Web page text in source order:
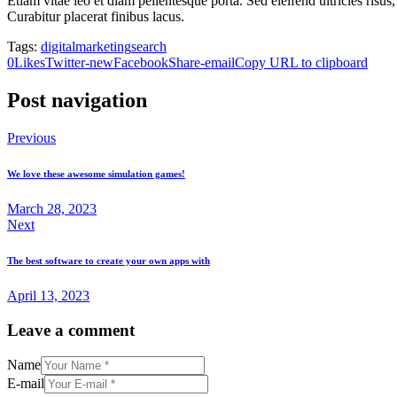
Curabitur placerat finibus lacus.
Tags: digitalmarketingsearch
0LikesTwitter-newFacebookShare-emailCopy URL to clipboard
Post navigation
Previous
We love these awesome simulation games!
March 28, 2023
Next
The best software to create your own apps with
April 13, 2023
Leave a comment
Name
E-mail